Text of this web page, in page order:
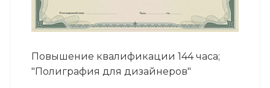
Повышение квалификации 144 часа;
"Полиграфия для дизайнеров"